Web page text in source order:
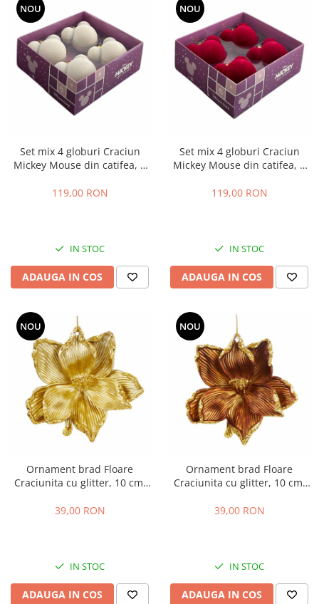
NOU
Set mix 4 globuri Craciun
Mickey Mouse din catifea, 7
119,00 RON
IN STOC
ADAUGA IN COS
NOU
Set mix 4 globuri Craciun
Mickey Mouse din catifea, 7
119,00 RON
IN STOC
ADAUGA IN COS
NOU
Ornament brad Floare
Craciunita cu glitter, 10 cm,
39,00 RON
IN STOC
ADAUGA IN COS
NOU
Ornament brad Floare
Craciunita cu glitter, 10 cm,
39,00 RON
IN STOC
ADAUGA IN COS